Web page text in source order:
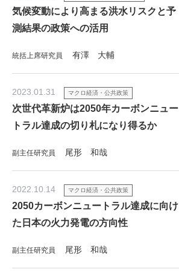
気候変動により高まる洪水リスクと予
測結果の政策への活用
統括上席研究員 有澤 大輔
2023.01.31 マクロ経済・公共政策
次世代革新炉は2050年カーボンニュー
トラル達成の切り札になり得るか
副主任研究員 尾形 和哉
2022.10.14 マクロ経済・公共政策
2050カーボンニュートラル達成に向け
た日本の火力発電の方向性
副主任研究員 尾形 和哉